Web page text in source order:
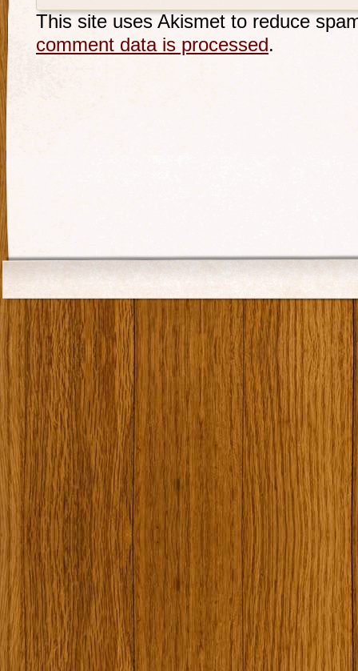
This site uses Akismet to reduce
comment data is processed.